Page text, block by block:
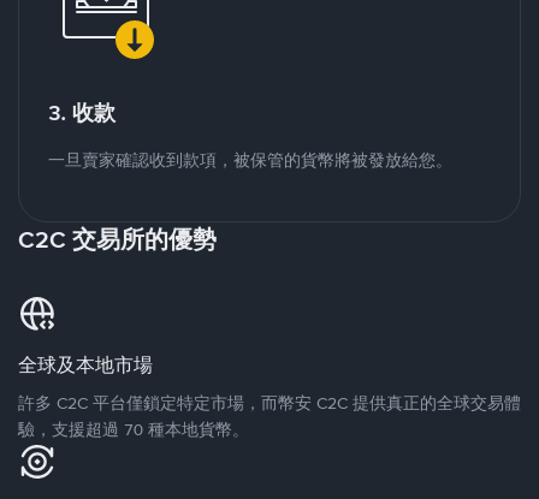
3. 收款
一旦賣家確認收到款項，被保管的貨幣將被發放給您。
C2C 交易所的優勢
全球及本地市場
許多 C2C 平台僅鎖定特定市場，而幣安 C2C 提供真正的全球交易體
驗，支援超過 70 種本地貨幣。